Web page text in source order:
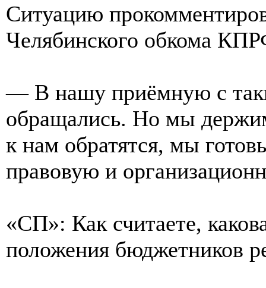
Ситуацию
Челябинского обкома
— В нашу приёмную с
обращались. Но мы
к нам обратятся, мы
правовую и
«СП»: Как считаете,
положения бюджетников